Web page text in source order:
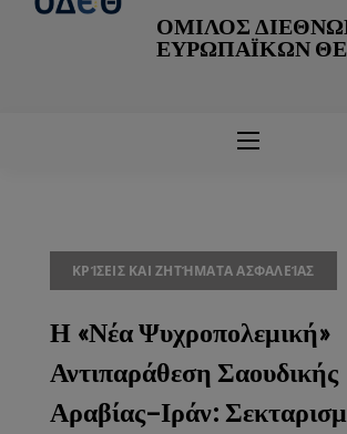
ΟΜΙΛΟΣ
ΕΥΡΩΠΑΪΚΩΝ
ΚΡΊΣΕΙΣ ΚΑΙ ΖΗΤΉΜΑΤΑ ΑΣΦΑΛΕΊΑΣ
Η «Νέα Ψυχροπολεμική»
Αντιπαράθεση Σαουδικής
Αραβίας–Ιράν: